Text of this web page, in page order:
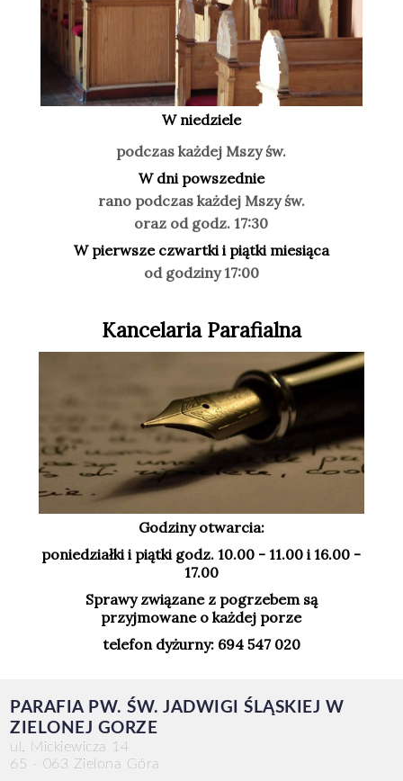
W niedziele
podczas każdej Mszy św.
W dni powszednie
rano podczas każdej Mszy św.
oraz od godz. 17:30
W pierwsze czwartki i piątki miesiąca
od godziny 17:00
Kancelaria Parafialna
Godziny otwarcia:
poniedziałki i piątki godz. 10.00 - 11.00 i 16.00 -
17.00
Sprawy związane z pogrzebem są
przyjmowane o każdej porze
telefon dyżurny: 694 547 020
PARAFIA PW. ŚW. JADWIGI ŚLĄSKIEJ W
ZIELONEJ GORZE
ul. Mickiewicza 14
65 - 063 Zielona Góra